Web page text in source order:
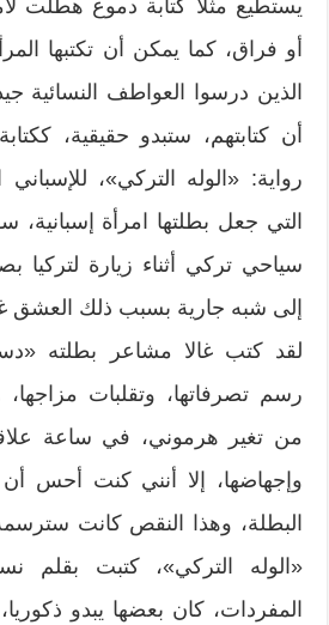
يستطيع مثلا كتابة دموع هطلت
أو فراق، كما يمكن أن تكتبها
الذين درسوا العواطف النسائية
أن كتابتهم، ستبدو حقيقية،
رواية: «الوله التركي»، للإسباني
التي جعل بطلتها امرأة
سياحي تركي أثناء زيارة لتركيا
إلى شبه جارية بسبب ذلك العشق
لقد كتب غالا مشاعر بطلته
رسم تصرفاتها، وتقلبات
من تغير هرموني، في ساعة
وإجهاضها، إلا أنني كنت أحس
البطلة، وهذا النقص كانت
«الوله التركي»، كتبت بقلم
المفردات، كان بعضها يبدو